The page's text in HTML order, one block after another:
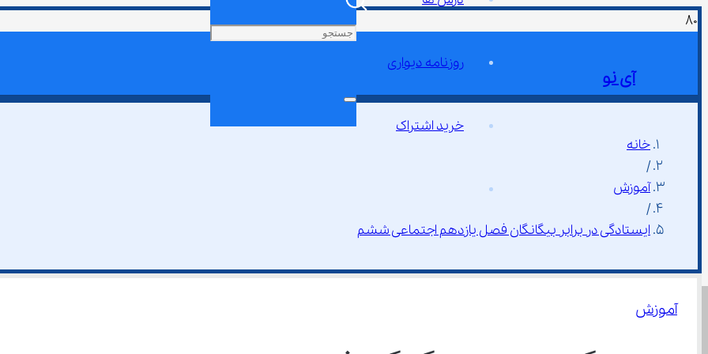
آی نو
روزنامه دیواری
خرید اشتراک
خانه
/
آموزش
/
ایستادگی در برابر بیگانگان فصل یازدهم اجتماعی ششم
آموزش